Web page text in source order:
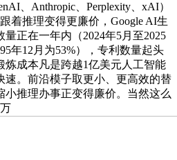
、Anthropic、Perplexity、xAI）
着推理变得更廉价，Google AI生
正在一年内（2024年5月至2025
年12月为53%），专利数量起头
炼成本凡是跨越1亿美元人工智能
速。前沿模子取更小、更高效的替
推理办事正变得廉价。当然这么